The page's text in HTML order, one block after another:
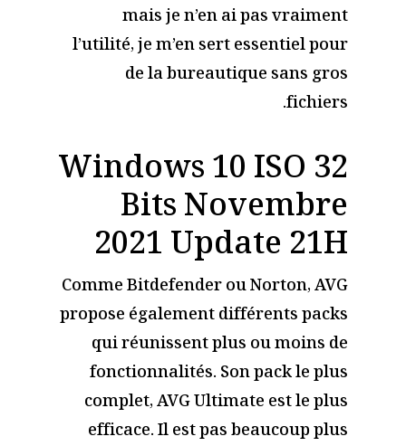
mais je n’en ai pas vraiment
l’utilité, je m’en sert essentiel pour
de la bureautique sans gros
fichiers.
Windows 10 ISO 32
Bits Novembre
2021 Update 21H
Comme Bitdefender ou Norton, AVG
propose également différents packs
qui réunissent plus ou moins de
fonctionnalités. Son pack le plus
complet, AVG Ultimate est le plus
efficace. Il est pas beaucoup plus